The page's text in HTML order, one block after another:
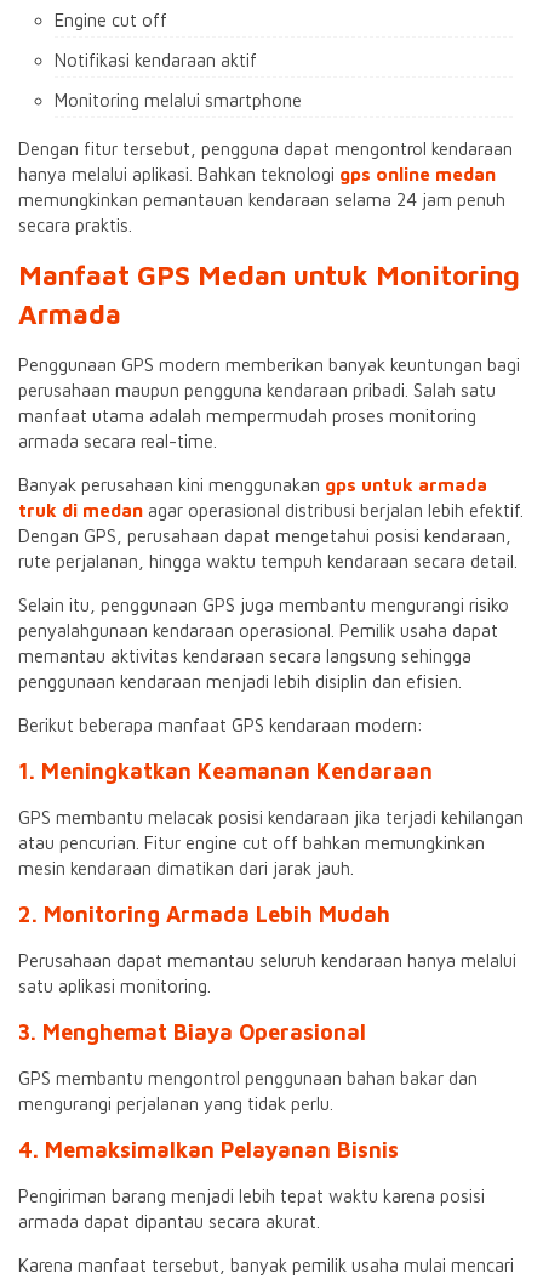
Engine cut off
Notifikasi kendaraan aktif
Monitoring melalui smartphone
Dengan fitur tersebut, pengguna dapat mengontrol kendaraan
hanya melalui aplikasi. Bahkan teknologi gps online medan
memungkinkan pemantauan kendaraan selama 24 jam penuh
secara praktis.
Manfaat GPS Medan untuk Monitoring
Armada
Penggunaan GPS modern memberikan banyak keuntungan bagi
perusahaan maupun pengguna kendaraan pribadi. Salah satu
manfaat utama adalah mempermudah proses monitoring
armada secara real-time.
Banyak perusahaan kini menggunakan gps untuk armada
truk di medan agar operasional distribusi berjalan lebih efektif.
Dengan GPS, perusahaan dapat mengetahui posisi kendaraan,
rute perjalanan, hingga waktu tempuh kendaraan secara detail.
Selain itu, penggunaan GPS juga membantu mengurangi risiko
penyalahgunaan kendaraan operasional. Pemilik usaha dapat
memantau aktivitas kendaraan secara langsung sehingga
penggunaan kendaraan menjadi lebih disiplin dan efisien.
Berikut beberapa manfaat GPS kendaraan modern:
1. Meningkatkan Keamanan Kendaraan
GPS membantu melacak posisi kendaraan jika terjadi kehilangan
atau pencurian. Fitur engine cut off bahkan memungkinkan
mesin kendaraan dimatikan dari jarak jauh.
2. Monitoring Armada Lebih Mudah
Perusahaan dapat memantau seluruh kendaraan hanya melalui
satu aplikasi monitoring.
3. Menghemat Biaya Operasional
GPS membantu mengontrol penggunaan bahan bakar dan
mengurangi perjalanan yang tidak perlu.
4. Memaksimalkan Pelayanan Bisnis
Pengiriman barang menjadi lebih tepat waktu karena posisi
armada dapat dipantau secara akurat.
Karena manfaat tersebut, banyak pemilik usaha mulai mencari